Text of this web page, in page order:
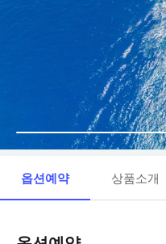
옵션예약 상품소개